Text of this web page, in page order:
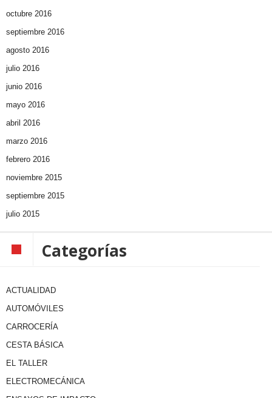
octubre 2016
septiembre 2016
agosto 2016
julio 2016
junio 2016
mayo 2016
abril 2016
marzo 2016
febrero 2016
noviembre 2015
septiembre 2015
julio 2015
Categorías
ACTUALIDAD
AUTOMÓVILES
CARROCERÍA
CESTA BÁSICA
EL TALLER
ELECTROMECÁNICA